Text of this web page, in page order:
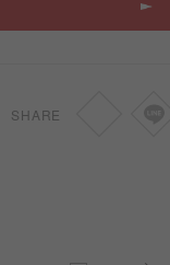
SHARE